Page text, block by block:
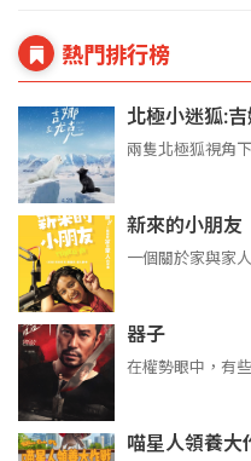
熱門排行榜
北極小迷狐:
兩隻北極狐視角
新來的小朋友
一個關於家與家
器子
在權勢眼中，有
喵星人領養大